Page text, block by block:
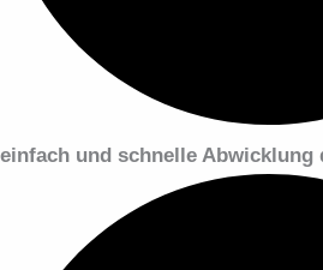
einfach und schnelle Abwicklung